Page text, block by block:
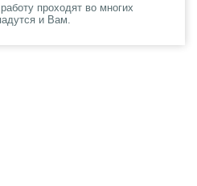
проходят во многих
и Вам.